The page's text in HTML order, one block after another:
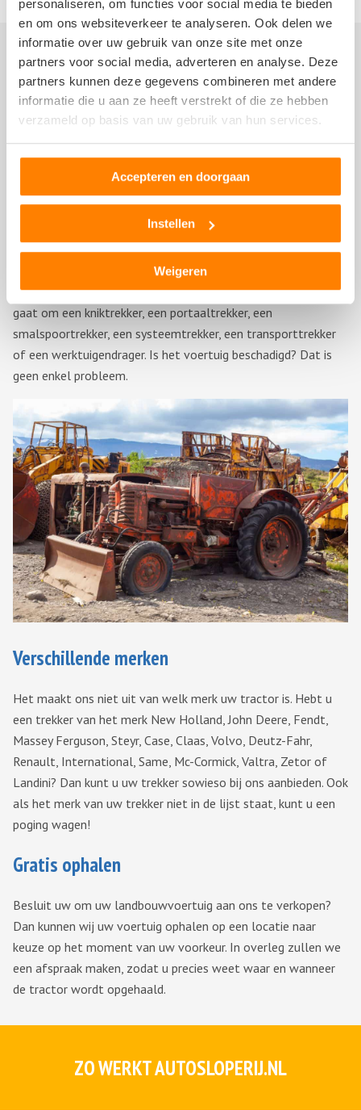
personaliseren, om functies voor social media te bieden
en om ons websiteverkeer te analyseren. Ook delen we
informatie over uw gebruik van onze site met onze
partners voor social media, adverteren en analyse. Deze
partners kunnen deze gegevens combineren met andere
informatie die u aan ze heeft verstrekt of die ze hebben
verzameld op basis van uw gebruik van hun services.
Accepteren en doorgaan
Instellen
Weigeren
Tractor verkopen aan de sloop
Bent u in het bezit van een oude tractor of trekker waar u zo
snel mogelijk vanaf wilt en is verkopen een onmogelijk proces
gebleken? Dan kunt u contact met ons opnemen! Wij kopen
uw voertuig in iedere staat. Aan de hand van de gegevens van
uitbrengen.
Verschillende modellen
Wij kopen allerlei soorten tractoren en trekkers in. Of het nu
gaat om een kniktrekker, een portaaltrekker, een
smalspoortrekker, een systeemtrekker, een transporttrekker
of een werktuigendrager. Is het voertuig beschadigd? Dat is
geen enkel probleem.
Verschillende merken
Het maakt ons niet uit van welk merk uw tractor is. Hebt u
een trekker van het merk New Holland, John Deere, Fendt,
Massey Ferguson, Steyr, Case, Claas, Volvo, Deutz-Fahr,
Renault, International, Same, Mc-Cormick, Valtra, Zetor of
Landini? Dan kunt u uw trekker sowieso bij ons aanbieden. Ook
als het merk van uw trekker niet in de lijst staat, kunt u een
poging wagen!
Gratis ophalen
Besluit uw om uw landbouwvoertuig aan ons te verkopen?
Dan kunnen wij uw voertuig ophalen op een locatie naar
keuze op het moment van uw voorkeur. In overleg zullen we
een afspraak maken, zodat u precies weet waar en wanneer
de tractor wordt opgehaald.
ZO WERKT AUTOSLOPERIJ.NL